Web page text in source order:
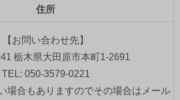
住所
【お問い合わせ先】
栃木県大田原市本町1-2691
TEL: 050-3579-0221
場合もありますのでその場合はメール